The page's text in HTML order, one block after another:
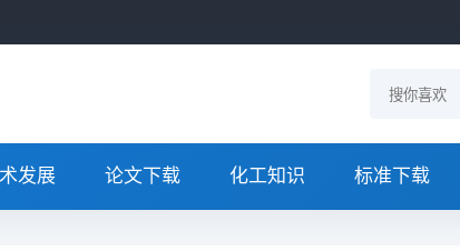
发展 论文下载 化工知识 标准下载